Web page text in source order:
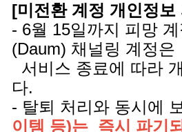
[미전환 계정 개인정
- 6월 15일까지 피망
(Daum) 채널링 계정은
서비스 종료에 따라
다.
- 탈퇴 처리와 동시에
이템 등)는 즉시 파기